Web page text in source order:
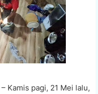
– Kamis pagi, 21 Mei lalu,